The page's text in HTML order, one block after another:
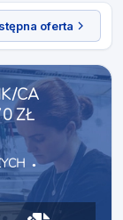
oferta
CA
ZŁ